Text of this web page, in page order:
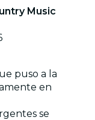
Music
puso a la
en
se